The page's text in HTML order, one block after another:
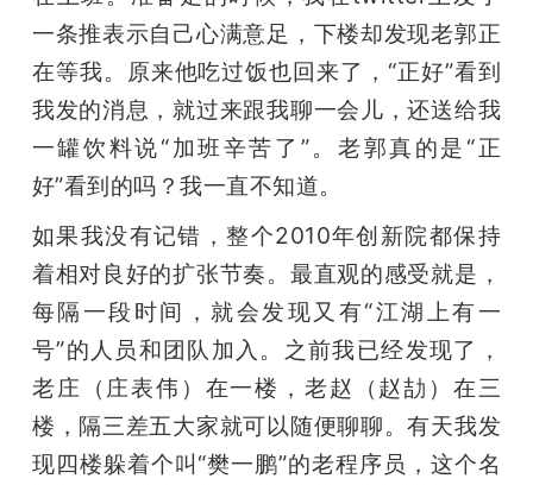
一条推表示自己心满意足，下楼却发现老郭正
在等我。原来他吃过饭也回来了，“正好”看到
我发的消息，就过来跟我聊一会儿，还送给我
一罐饮料说“加班辛苦了”。老郭真的是“正
好”看到的吗？我一直不知道。
如果我没有记错，整个2010年创新院都保持
着相对良好的扩张节奏。最直观的感受就是，
每隔一段时间，就会发现又有“江湖上有一
号”的人员和团队加入。之前我已经发现了，
老庄（庄表伟）在一楼，老赵（赵劼）在三
楼，隔三差五大家就可以随便聊聊。有天我发
现四楼躲着个叫“樊一鹏”的老程序员，这个名